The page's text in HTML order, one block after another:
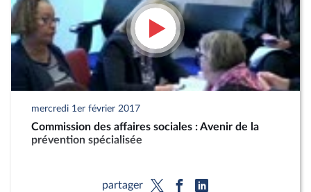
mercredi 1er février 2017
Commission des affaires sociales : Avenir de la
prévention spécialisée
partager